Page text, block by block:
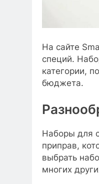
На сайте
специй.
категории,
бюджета.
Наборы для
приправ,
выбрать
многих